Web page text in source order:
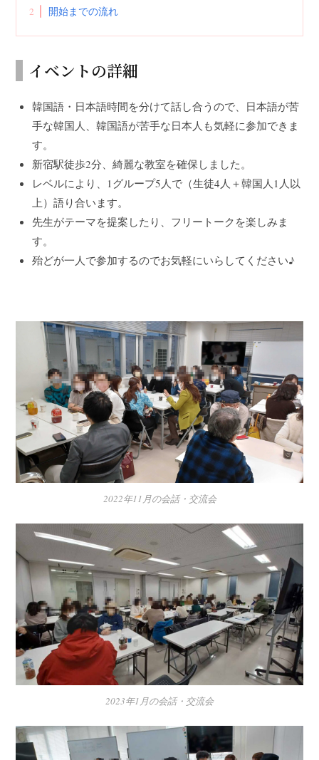
2
開始までの流れ
イベントの詳細
韓国語・日本語時間を分けて話し合うので、日本語が苦
手な韓国人、韓国語が苦手な日本人も気軽に参加できま
す。
新宿駅徒歩2分、綺麗な教室を確保しました。
レベルにより、1グループ5人で（生徒4人＋韓国人1人以
上）語り合います。
先生がテーマを提案したり、フリートークを楽しみま
す。
殆どが一人で参加するのでお気軽にいらしてください♪
2022年11月の会話・交流会
2023年1月の会話・交流会